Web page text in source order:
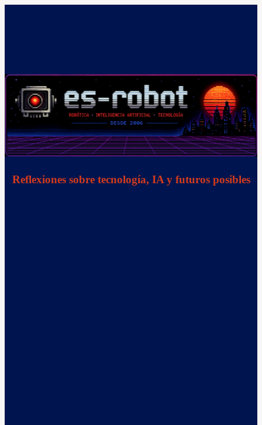
Reflexiones sobre tecnología, IA y futuros posibles